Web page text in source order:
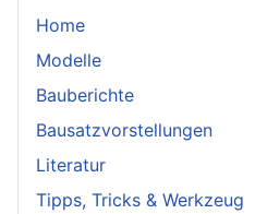
Home
Modelle
Bauberichte
Bausatzvorstellungen
Literatur
Tipps, Tricks & Werkzeug